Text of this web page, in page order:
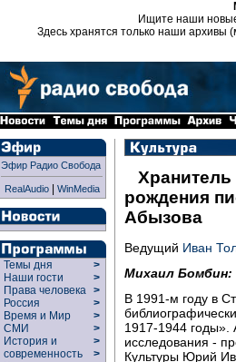
Ищите наши
Здесь хранятся только наши архивы
Эфир Радио Свобода
RealAudio| WinMedia
Темы дня
>
Наши гости
>
Права человека >
Россия
>
Время и Мир
>
СМИ
>
История и
современность
>
>
Хранитель
рождения
Абызова
Ведущий Иван
Михаил Бомбин:
В 1991-м году в
1917-1944 годы».
исследования -
Культуры Юрий